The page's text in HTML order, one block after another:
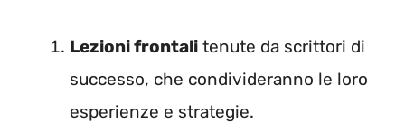
Lezioni frontali tenute da scrittori di
successo, che condivideranno le loro
esperienze e strategie.